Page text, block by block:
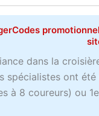
p
a
i
s
O
W
e
r
e
m
o
u
C
o
m
dans la
spécialistes ont
à 8 coureurs) ou